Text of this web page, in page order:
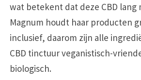
wat betekent dat deze CBD lang
Magnum houdt haar producten
inclusief, daarom zijn alle
CBD tinctuur veganistisch-
biologisch.